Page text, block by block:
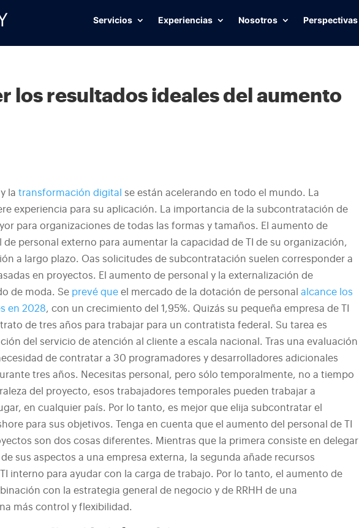
Servicios Experiencias Nosotros Perspectivas
los resultados ideales del aumento
y latransformación digital se están acelerando en todo el mundo. La
experiencia para su aplicación. La importancia de la subcontratación de
para organizaciones de todas las formas y tamaños. El aumento de
personal externo para aumentar la capacidad de TI de su organización,
a largo plazo. Oas solicitudes de subcontratación suelen corresponder a
en proyectos. El aumento de personal y la externalización de
de moda. Se prevé que el mercado de la dotación de personalalcance los
en 2028, con un crecimiento del 1,95%. Quizás su pequeña empresa de TI
de tres años para trabajar para un contratista federal. Su tarea es
del servicio de atención al cliente a escala nacional. Tras una evaluación
de contratar a 30 programadores y desarrolladores adicionales
tres años. Necesitas personal, pero sólo temporalmente, no a tiempo
del proyecto, esos trabajadores temporales pueden trabajar a
en cualquier país. Por lo tanto, es mejor que elija subcontratar el
para sus objetivos.
Tenga en cuenta que el aumento del personal de TI
son dos cosas diferentes. Mientras que la primera consiste en delegar
sus aspectos a una empresa externa, la segunda añade recursos
interno para ayudar con la carga de trabajo. Por lo tanto, el aumento de
con la estrategia general de negocio y de RRHH de una
más control y flexibilidad.